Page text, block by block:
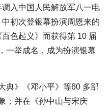
入中国人民解放军八一电
初次登银幕扮演周恩来的
色起义》而获得第 10 届
一举成名，成为扮演银幕
典》《邓小平》等60 多部
；并在《孙中山与宋庆